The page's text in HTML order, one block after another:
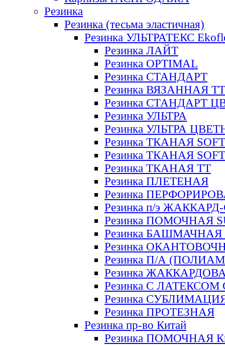
Резинка
Резинка (тесьма эластичная)
Резинка УЛЬТРАТЕКС
Резинка ЛАЙТ
Резинка OPTIMAL
Резинка СТАНДАРТ
Резинка ВЯЗАННАЯ ТТ
Резинка СТАНДАРТ
Резинка УЛЬТРА
Резинка УЛЬТРА
Резинка ТКАНАЯ SOFT
Резинка ТКАНАЯ
Резинка ТКАНАЯ ТТ
Резинка ПЛЕТЕНАЯ
Резинка
Резинка п/э
Резинка ПОМОЧНАЯ
Резинка БАШМАЧНАЯ
Резинка
Резинка П/А
Резинка
Резинка С ЛАТЕКСОМ
Резинка
Резинка ПРОТЕЗНАЯ
Резинка пр-во Китай
Резинка ПОМОЧНАЯ